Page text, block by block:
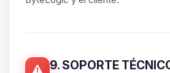
9. SOPORTE